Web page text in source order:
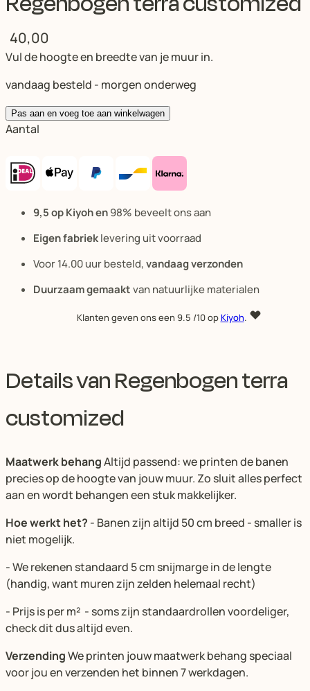
40,00
Vul de hoogte en breedte van je muur in.
vandaag besteld - morgen onderweg
Pas aan en voeg toe aan winkelwagen
Aantal
9,5 op Kiyoh en98% beveelt ons aan
Eigen fabrieklevering uit voorraad
Voor 14.00 uur besteld,vandaag verzonden
Duurzaam gemaaktvan natuurlijke materialen
Klanten geven ons een 9.5 /10 opKiyoh.
Details van Regenbogen terra
customized
Maatwerk behangAltijd passend: we printen de banen
precies op de hoogte van jouw muur. Zo sluit alles perfect
aan en wordt behangen een stuk makkelijker.
Hoe werkt het? - Banen zijn altijd 50 cm breed - smaller is
niet mogelijk.
- We rekenen standaard 5 cm snijmarge in de lengte
(handig, want muren zijn zelden helemaal recht)
- Prijs is per m² - soms zijn standaardrollen voordeliger,
check dit dus altijd even.
VerzendingWe printen jouw maatwerk behang speciaal
voor jou en verzenden het binnen 7 werkdagen.